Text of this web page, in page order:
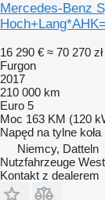
Mercedes-Benz
16 290 € ≈ 70 270 zł
Furgon
2017
210 000 km
Euro 5
Moc 163 KM (120
Napęd na tylne koła
Niemcy, Datteln
Nutzfahrzeuge
Kontakt z dealerem